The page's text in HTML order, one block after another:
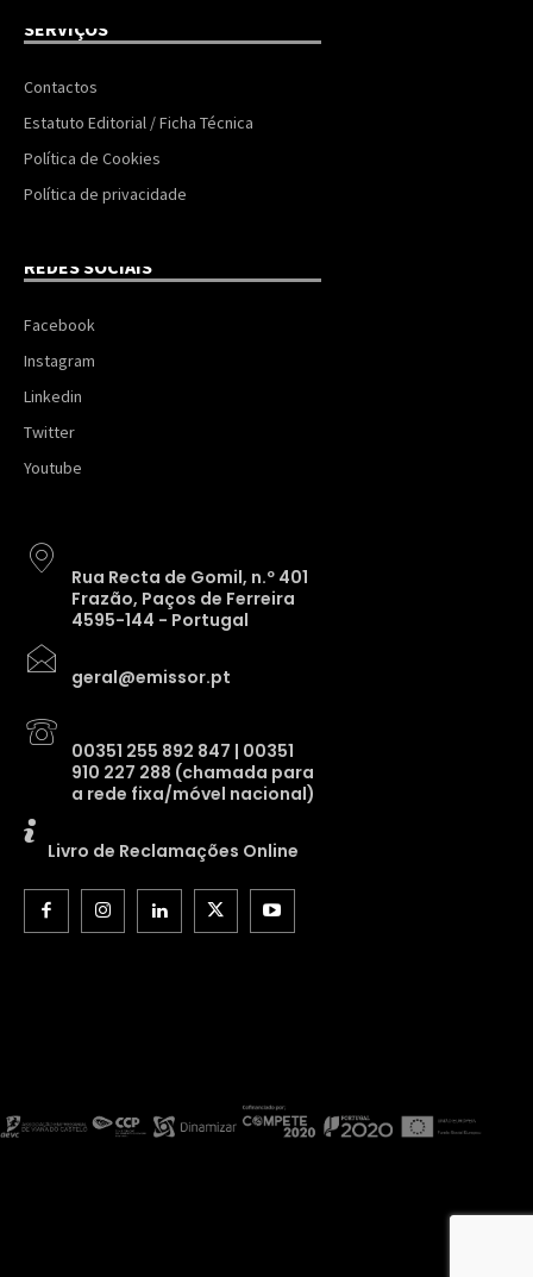
SERVIÇOS
Contactos
Estatuto Editorial / Ficha Técnica
Política de Cookies
Política de privacidade
REDES SOCIAIS
Facebook
Instagram
Linkedin
Twitter
Youtube
Rua Recta de Gomil, n.º 401
Frazão, Paços de Ferreira
4595-144 - Portugal
geral@emissor.pt
00351 255 892 847 | 00351
910 227 288 (chamada para
a rede fixa/móvel nacional)
Livro de Reclamações Online